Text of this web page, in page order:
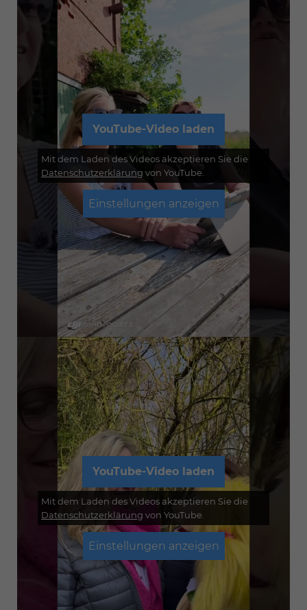
YouTube-Video laden
Mit dem Laden des Videos akzeptieren Sie die
Datenschutzerklärung von YouTube.
Einstellungen anzeigen
YouTube-Video laden
Mit dem Laden des Videos akzeptieren Sie die
Datenschutzerklärung von YouTube.
Einstellungen anzeigen